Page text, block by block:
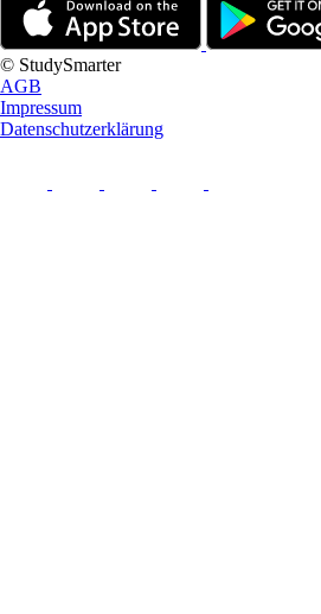
© StudySmarter
AGB
Impressum
Datenschutzerklärung